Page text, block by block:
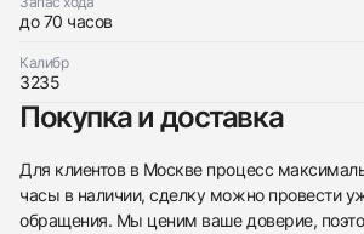
до 70 часов
Калибр
3235
Покупка и доставка
Для клиентов в Москве процесс
часы в наличии, сделку можно провести
обращения. Мы ценим ваше доверие,